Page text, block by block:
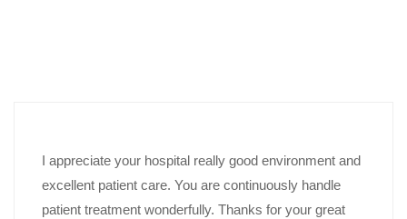
I appreciate your hospital really good environment and
excellent patient care. You are continuously handle
patient treatment wonderfully. Thanks for your great